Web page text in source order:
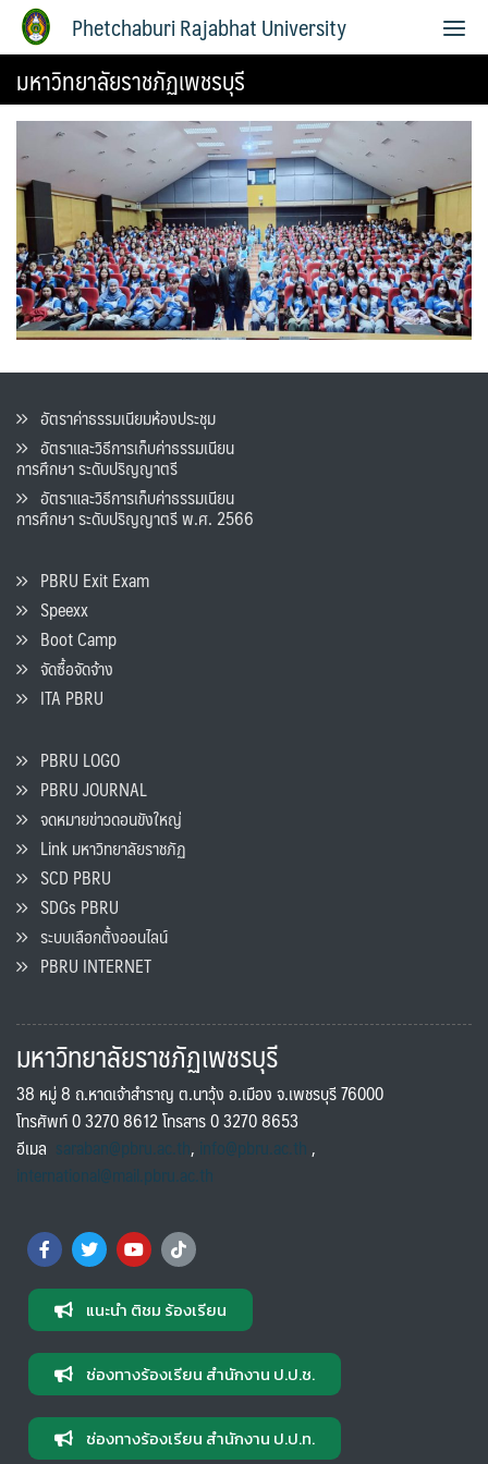
Phetchaburi Rajabhat University
มหาวิทยาลัยราชภัฏเพชรบุรี
อัตราค่าธรรมเนียมห้องประชุม
อัตราและวิธีการเก็บค่าธรรมเนียน
การศึกษา ระดับปริญญาตรี
อัตราและวิธีการเก็บค่าธรรมเนียน
การศึกษา ระดับปริญญาตรี พ.ศ. 2566
PBRU Exit Exam
Speexx
Boot Camp
จัดซื้อจัดจ้าง
ITA PBRU
PBRU LOGO
PBRU JOURNAL
จดหมายข่าวดอนขังใหญ่
Link มหาวิทยาลัยราชภัฏ
SCD PBRU
SDGs PBRU
ระบบเลือกตั้งออนไลน์
PBRU INTERNET
มหาวิทยาลัยราชภัฏเพชรบุรี
38 หมู่ 8 ถ.หาดเจ้าสำราญ ต.นาวุ้ง อ.เมือง จ.เพชรบุรี 76000
โทรศัพท์ 0 3270 8612 โทรสาร 0 3270 8653
อีเมล saraban@pbru.ac.th, info@pbru.ac.th,
international@mail.pbru.ac.th
แนะนำ ติชม ร้องเรียน
ช่องทางร้องเรียน สำนักงาน ป.ป.ช.
ช่องทางร้องเรียน สำนักงาน ป.ป.ท.